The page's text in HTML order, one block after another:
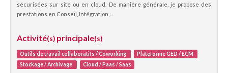
sécurisées sur site ou en cloud. De manière générale, je propose des
prestations en Conseil, Intégration,…
Activité(s) principale(s)
Outils de travail collaboratifs / Coworking
Plateforme GED / ECM
Stockage / Archivage
Cloud / Paas / Saas